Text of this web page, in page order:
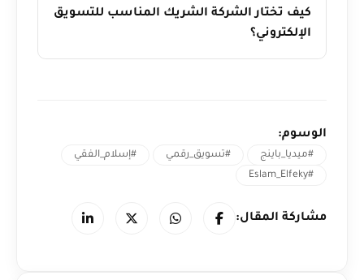
كيف تختار الشركة الشريك المناسب للتسويق
الإلكتروني؟
الوسوم:
#ميديا_باينج #تسويق_رقمي
#إسلام_الفقي
#Eslam_Elfeky
مشاركة المقال: